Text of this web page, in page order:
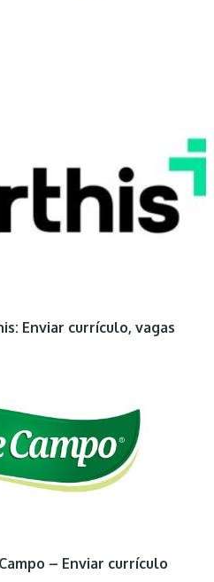
Enviar currículo, vagas
– Enviar currículo